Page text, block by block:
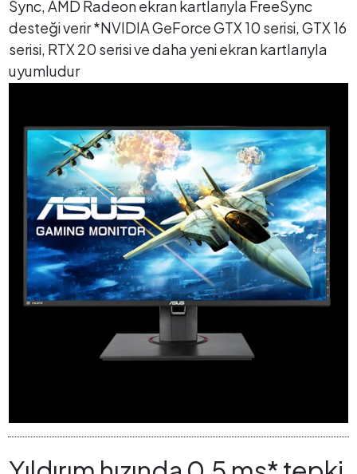
Sync, AMD Radeon ekran kartlarıyla FreeSync
desteği verir *NVIDIA GeForce GTX 10 serisi, GTX 16
serisi, RTX 20 serisi ve daha yeni ekran kartlarıyla
uyumludur